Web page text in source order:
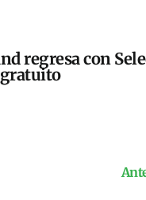
regresa con